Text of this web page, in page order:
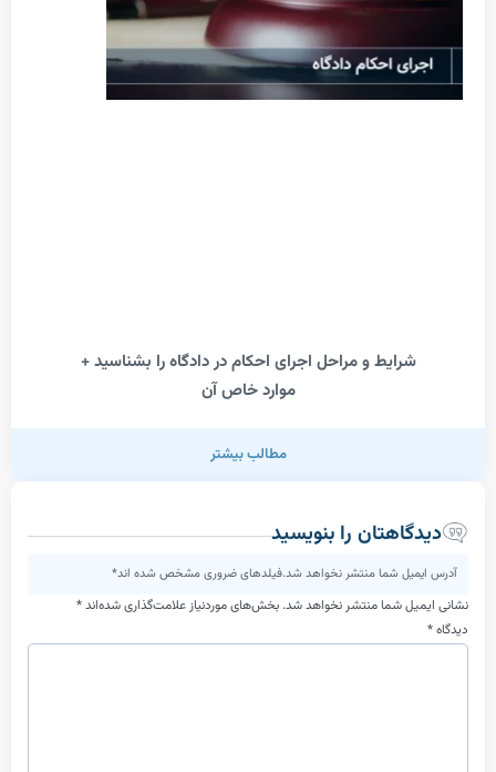
شرایط و مراحل اجرای احکام در دادگاه را بشناسید +
موارد خاص آن
را بنویسید
شما منتشر نخواهد شد.فیلدهای ضروری مشخص شده اند*
شما منتشر نخواهد شد.بخش‌های موردنیاز علامت‌گذاری شده‌اند*